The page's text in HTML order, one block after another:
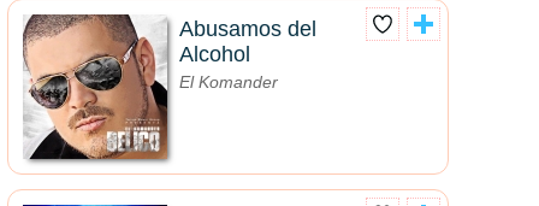
Abusamos del
Alcohol
El Komander